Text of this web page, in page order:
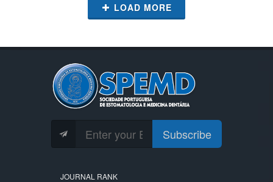
LOAD MORE
Subscribe
JOURNAL RANK